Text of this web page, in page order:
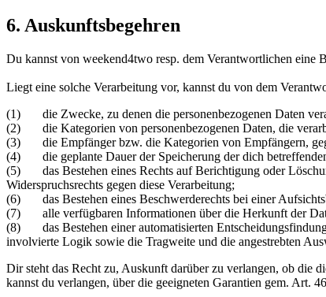
6. Auskunftsbegehren
Du kannst von weekend4two resp. dem Verantwortlichen eine
Liegt eine solche Verarbeitung vor, kannst du von dem
(1) die Zwecke, zu denen die personenbezogenen Daten
(2) die Kategorien von personenbezogenen Daten, die
(3) die Empfänger bzw. die Kategorien von Empfängern,
(4) die geplante Dauer der Speicherung der dich
(5) das Bestehen eines Rechts auf Berichtigung oder
Widerspruchsrechts gegen diese Verarbeitung;
(6) das Bestehen eines Beschwerderechts bei einer
(7) alle verfügbaren Informationen über die Herkunft der
(8) das Bestehen einer automatisierten
involvierte Logik sowie die Tragweite und die angestrebten
Dir steht das Recht zu, Auskunft darüber zu verlangen, ob die
kannst du verlangen, über die geeigneten Garantien gem. Art.